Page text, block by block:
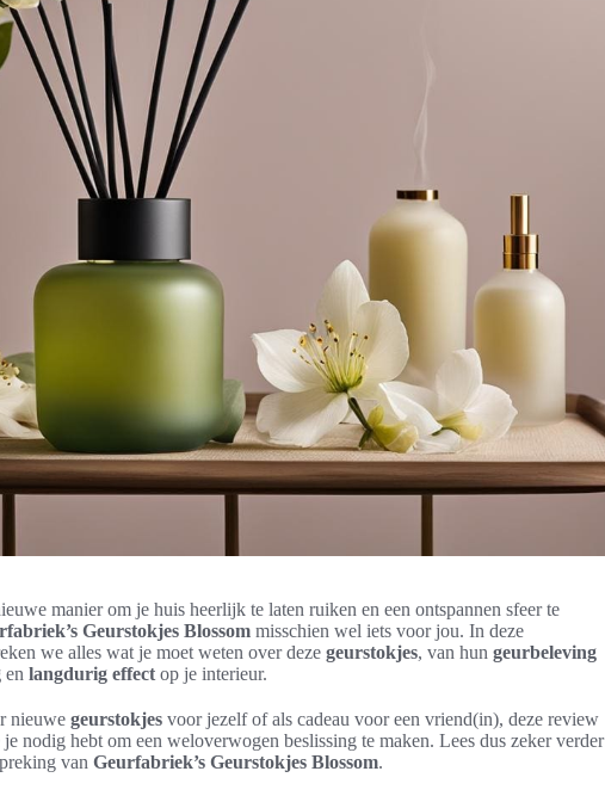
manier om je huis heerlijk te laten ruiken en een ontspannen sfeer te
Geurstokjes Blossom misschien wel iets voor jou. In deze
we alles wat je moet weten over deze geurstokjes, van hun geurbeleving
en langdurig effect op je interieur.
nieuwe geurstokjes voor jezelf of als cadeau voor een vriend(in), deze review
nodig hebt om een weloverwogen beslissing te maken. Lees dus zeker verder
van Geurfabriek’s Geurstokjes Blossom.